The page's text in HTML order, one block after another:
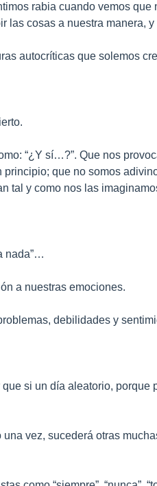
rabia cuando vemos
cosas a nuestra manera,
autocríticas que solemos
“¿Y sí…?”. Que nos
que no somos
tal y como nos las
nada”…
a nuestras emociones.
debilidades y
si un día aleatorio,
vez, sucederá otras